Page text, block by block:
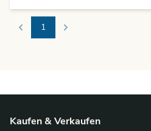
Previous
1 Next
Kaufen & Verkaufen